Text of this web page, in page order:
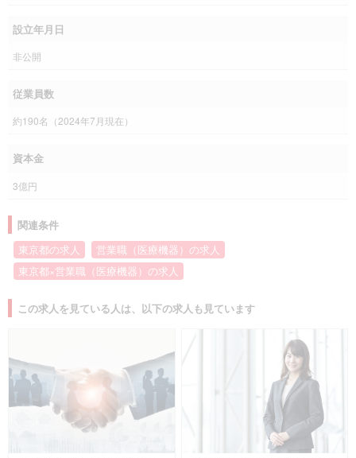
設立年月日
非公開
従業員数
約190名（2024年7月現在）
資本金
3億円
関連条件
東京都の求人
営業職（医療機器）の求人
東京都×営業職（医療機器）の求人
この求人を見ている人は、以下の求人も見ています